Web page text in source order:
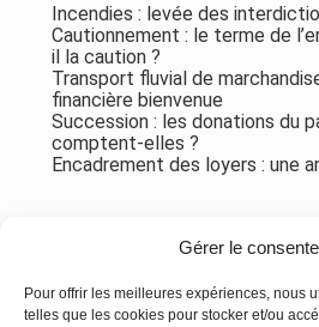
Gérer le
Pour offrir les meilleures expériences, nous
telles que les cookies pour stocker et/ou
Incendies : levée des
Cautionnement : le terme de
il la caution ?
Transport fluvial de
financière bienvenue
Succession : les donations du
comptent-elles ?
Encadrement des loyers : une
Aucun commentaire à afficher.